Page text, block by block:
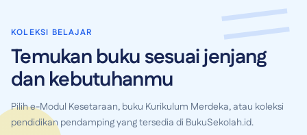
KOLEKSI BELAJAR
Temukan buku sesuai jenjang
dan kebutuhanmu
Pilih e-Modul Kesetaraan, buku Kurikulum Merdeka, atau koleksi
pendidikan pendamping yang tersedia di BukuSekolah.id.